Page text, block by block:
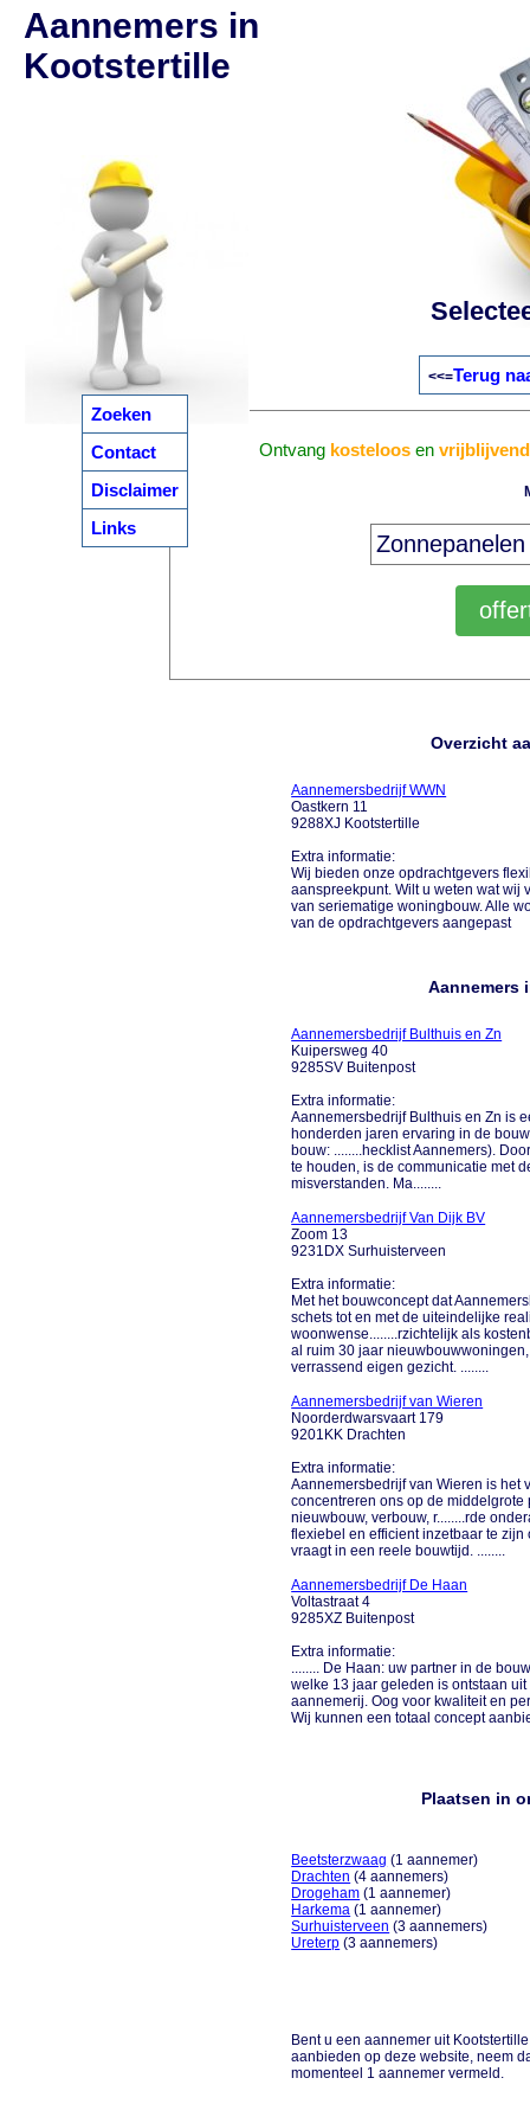
Zoeken
Contact
Disclaimer
Links
Aannemers in
Kootstertille
<<=Terug
Ontvang kosteloosen vrijblijvend
Overzicht
Aannemersbedrijf WWN
Oastkern 11
9288XJ Kootstertille
Extra informatie:
Wij bieden onze opdrachtgevers
aanspreekpunt. Wilt u weten wat wij
van seriematige woningbouw. Alle
van de opdrachtgevers aangepast
Aannemers
Aannemersbedrijf Bulthuis en Zn
Kuipersweg 40
9285SV Buitenpost
Extra informatie:
Aannemersbedrijf Bulthuis en Zn is
honderden jaren ervaring in de
bouw: ........hecklist Aannemers).
te houden, is de communicatie met
misverstanden. Ma........
Aannemersbedrijf Van Dijk BV
Zoom 13
9231DX Surhuisterveen
Extra informatie:
Met het bouwconcept dat
schets tot en met de uiteindelijke
woonwense........rzichtelijk als
al ruim 30 jaar
verrassend eigen gezicht. ........
Aannemersbedrijf van Wieren
Noorderdwarsvaart 179
9201KK Drachten
Extra informatie:
Aannemersbedrijf van Wieren is het
concentreren ons op de
nieuwbouw, verbouw, r........rde
flexiebel en efficient inzetbaar te
vraagt in een reele bouwtijd. ........
Aannemersbedrijf De Haan
Voltastraat 4
9285XZ Buitenpost
Extra informatie:
........ De Haan: uw partner in de
welke 13 jaar geleden is ontstaan
aannemerij. Oog voor kwaliteit en
Wij kunnen een totaal concept
Plaatsen in
Beetsterzwaag (1 aannemer)
Drachten (4 aannemers)
Drogeham (1 aannemer)
Harkema (1 aannemer)
Surhuisterveen (3 aannemers)
Ureterp (3 aannemers)
Bent u een aannemer uit
aanbieden op deze website, neem
momenteel 1 aannemer vermeld.